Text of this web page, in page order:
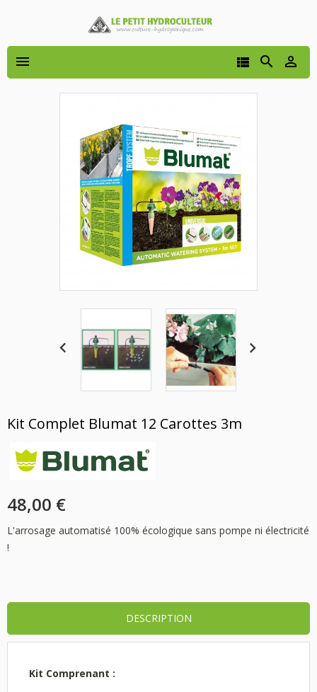
 


Kit Complet Blumat 12 Carottes 3m
48,00 €
L'arrosage automatisé 100% écologique sans pompe ni électricité
!
DESCRIPTION
Kit Comprenant :